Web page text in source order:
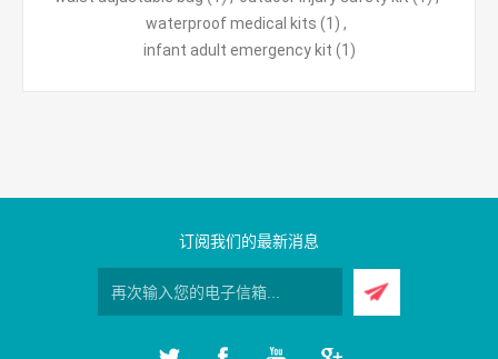
waterproof medical kits (1) ,
infant adult emergency kit (1)
订阅我们的最新消息